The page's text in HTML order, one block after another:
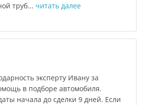
труб... читать далее
эксперту Ивану за
в подборе автомобиля.
начала до сделки 9 дней. Если